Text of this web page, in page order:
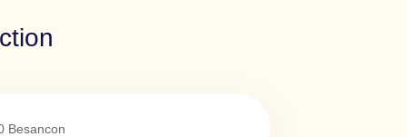
Besancon